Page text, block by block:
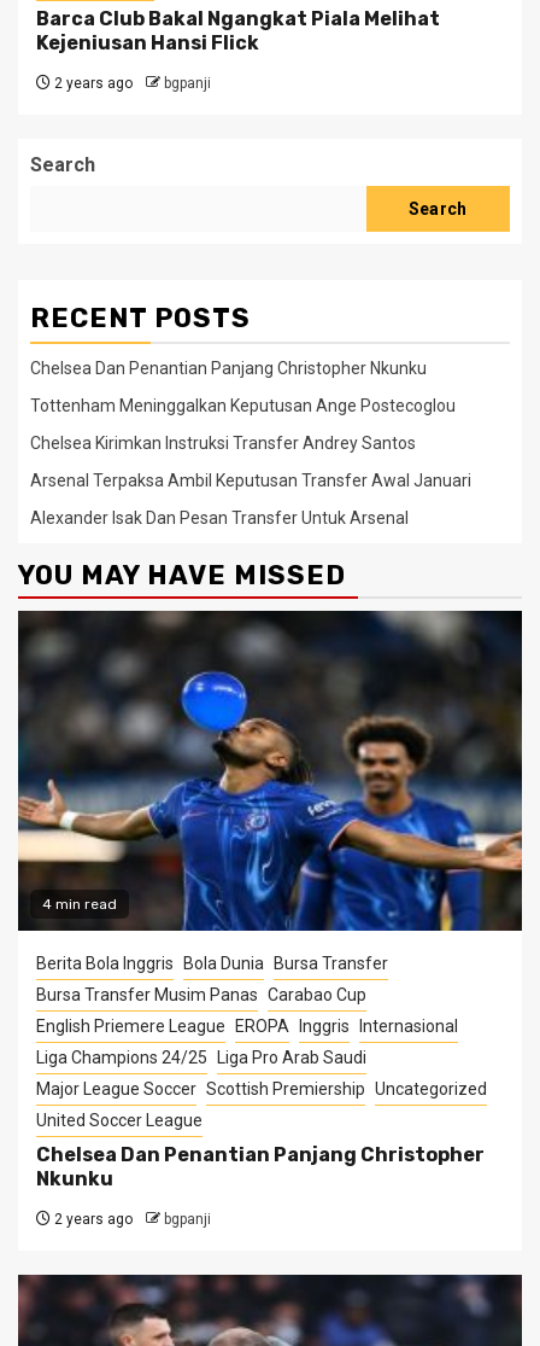
Barca Club Bakal Ngangkat Piala Melihat
Kejeniusan Hansi Flick
2 years ago bgpanji
Search
Search
RECENT POSTS
Chelsea Dan Penantian Panjang Christopher Nkunku
Tottenham Meninggalkan Keputusan Ange Postecoglou
Chelsea Kirimkan Instruksi Transfer Andrey Santos
Arsenal Terpaksa Ambil Keputusan Transfer Awal Januari
Alexander Isak Dan Pesan Transfer Untuk Arsenal
YOU MAY HAVE MISSED
4 min read
Berita Bola Inggris Bola Dunia
Bursa Transfer
Bursa Transfer Musim Panas Carabao Cup
English Priemere League
EROPA Inggris
Internasional
Liga Champions 24/25
Liga Pro Arab Saudi
Major League Soccer Scottish Premiership Uncategorized
United Soccer League
Chelsea Dan Penantian Panjang Christopher
Nkunku
2 years ago bgpanji